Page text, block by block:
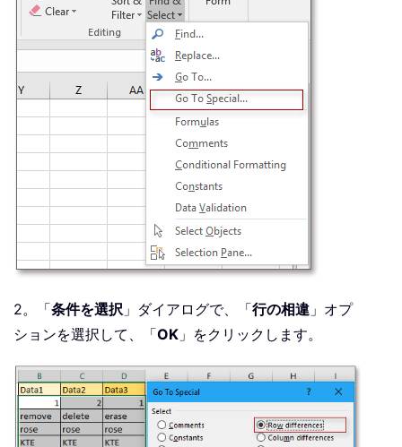
2。「条件を選択 」ダイアログで、「行の相違 」オプ
ションを選択して、「OK 」をクリックします。